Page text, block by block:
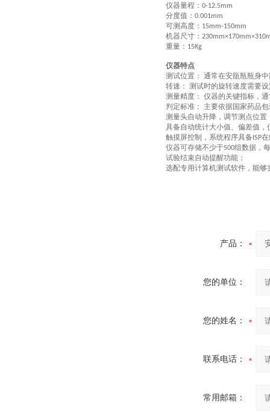
仪器量程： 0-12.5mm
分度值： 0.001mm
可测高度： 15mm-150mm
机器尺寸：
重量： 15Kg
仪器特点
测试位置： 通常在安瓿瓶瓶身
转速： 测试时的旋转速度需要
测量精度： 仪器的关键指标，
判定标准：
主要依据国家药品
测量头自动升降，调节测点位置
具备自动统计大小值、偏差值，
触摸屏控制，系统程序具备 ISP
仪器可存储不少于500组数据，
试验结束自动提醒功能；
选配专用计算机测试软件，能
产品：
您的单位：
您的姓名：
联系电话：
常用邮箱：